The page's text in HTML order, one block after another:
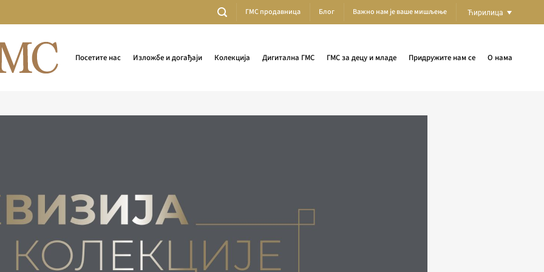
ГМС продавница Блог Важно нам је ваше мишљење Ћирилица
Посетите нас Изложбе и догађаји Колекција Дигитална ГМС ГМС за децу и младе Придружите нам се О нама